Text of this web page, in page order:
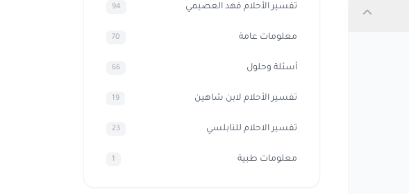
تفسير الأحلام فهد العصيمي 94
معلومات عامة 70
أسئلة وحلول 66
تفسير الأحلام لابن شاهين 19
تفسير الاحلام للنابلسي 23
معلومات طبية 1